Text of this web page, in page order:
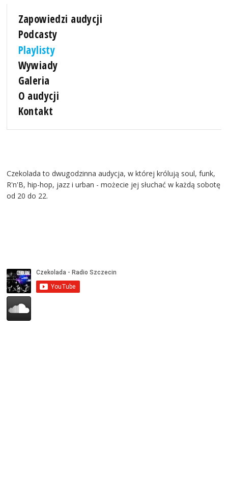
Zapowiedzi audycji
Podcasty
Playlisty
Wywiady
Galeria
O audycji
Kontakt
Czekolada to dwugodzinna audycja, w której królują soul, funk,
R'n'B, hip-hop, jazz i urban - możecie jej słuchać w każdą sobotę
od 20 do 22.